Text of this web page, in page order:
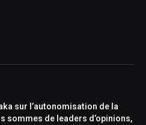
sur l’autonomisation de la
sommes de leaders d’opinions,